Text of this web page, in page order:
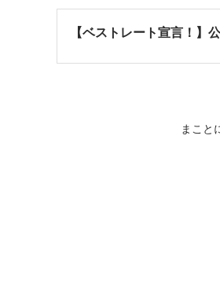
【ベストレート宣言！】
まこと